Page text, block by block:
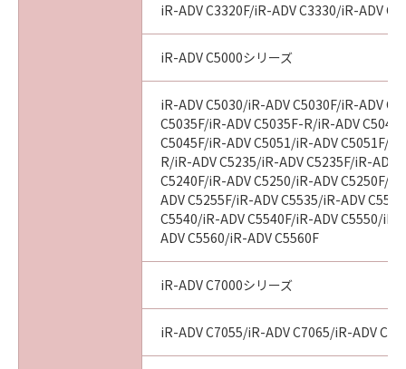
tribunal of competent jurisdiction, such
section shall be null and void with respect to
the jurisdiction of that court or tribunal and
all the remaining provisions hereof shall
remain in full force and effect.
11. ACKNOWLEDGEMENT
BY CLICKING THE BUTTON INDICATING
YOUR ACCEPTANCE AS STATED BELOW OR
INSTALLING THE SOFTWARE, YOU
ACKNOWLEDGE THAT YOU HAVE READ THIS
AGREEMENT, UNDERSTOOD IT, AND AGREE
TO BE BOUND BY ITS TERMS AND
CONDITIONS. YOU ALSO AGREE THAT THIS
EXCLUSIVE STATEMENT OF AGREEMENT
BETWEEN YOU AND CANON CONCERNING
iR-ADV C3320F/iR-ADV C3330/iR-ADV
iR-ADV C5000シリーズ
iR-ADV C5030/iR-ADV C5030F/iR-ADV
C5035F/iR-ADV C5035F-R/iR-ADV
C5045F/iR-ADV C5051/iR-ADV C5051F/
R/iR-ADV C5235/iR-ADV C5235F/iR-ADV
C5240F/iR-ADV C5250/iR-ADV C5250F/
ADV C5255F/iR-ADV C5535/iR-ADV
C5540/iR-ADV C5540F/iR-ADV C5550/iR-
ADV C5560/iR-ADV C5560F
iR-ADV C7000シリーズ
iR-ADV C7055/iR-ADV C7065/iR-ADV